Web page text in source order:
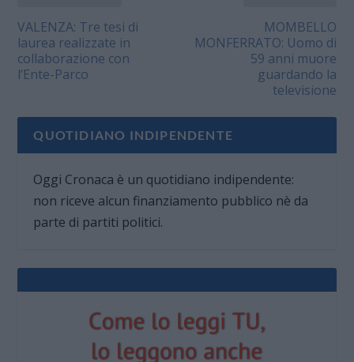
VALENZA: Tre tesi di
laurea realizzate in
collaborazione con
l’Ente-Parco
MOMBELLO
MONFERRATO: Uomo di
59 anni muore
guardando la
televisione
QUOTIDIANO INDIPENDENTE
Oggi Cronaca è un quotidiano indipendente:
non riceve alcun finanziamento pubblico nè da
parte di partiti politici.